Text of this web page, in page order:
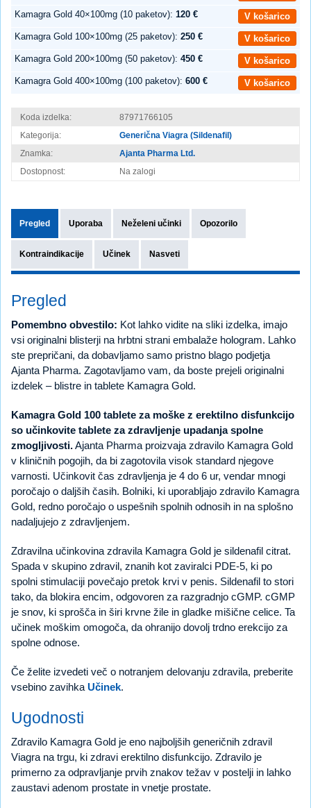
Kamagra Gold 40×100mg (10 paketov): 120 €
V košarico
Kamagra Gold 100×100mg (25 paketov): 250 €
V košarico
Kamagra Gold 200×100mg (50 paketov): 450 €
V košarico
Kamagra Gold 400×100mg (100 paketov): 600 € V košarico
Koda izdelka:
87971766105
Kategorija:
Generična Viagra (Sildenafil)
Znamka:
Ajanta Pharma Ltd.
Dostopnost:
Na zalogi
Pregled Uporaba Neželeni učinki Opozorilo
Kontraindikacije Učinek Nasveti
Pregled
Pomembno obvestilo: Kot lahko vidite na sliki izdelka, imajo
vsi originalni blisterji na hrbtni strani embalaže hologram. Lahko
ste prepričani, da dobavljamo samo pristno blago podjetja
Ajanta Pharma. Zagotavljamo vam, da boste prejeli originalni
izdelek – blistre in tablete Kamagra Gold.
Kamagra Gold 100 tablete za moške z erektilno disfunkcijo
so učinkovite tablete za zdravljenje upadanja spolne
zmogljivosti.Ajanta Pharma proizvaja zdravilo Kamagra Gold
v kliničnih pogojih, da bi zagotovila visok standard njegove
varnosti. Učinkovit čas zdravljenja je 4 do 6 ur, vendar mnogi
poročajo o daljših časih. Bolniki, ki uporabljajo zdravilo Kamagra
Gold, redno poročajo o uspešnih spolnih odnosih in na splošno
nadaljujejo z zdravljenjem.
Zdravilna učinkovina zdravila Kamagra Gold je sildenafil citrat.
Spada v skupino zdravil, znanih kot zaviralci PDE-5, ki po
spolni stimulaciji povečajo pretok krvi v penis. Sildenafil to stori
tako, da blokira encim, odgovoren za razgradnjo cGMP. cGMP
je snov, ki sprošča in širi krvne žile in gladke mišične celice. Ta
učinek moškim omogoča, da ohranijo dovolj trdno erekcijo za
spolne odnose.
Če želite izvedeti več o notranjem delovanju zdravila, preberite
vsebino zavihka Učinek.
Ugodnosti
Zdravilo Kamagra Gold je eno najboljših generičnih zdravil
Viagra na trgu, ki zdravi erektilno disfunkcijo. Zdravilo je
primerno za odpravljanje prvih znakov težav v postelji in lahko
zaustavi adenom prostate in vnetje prostate.